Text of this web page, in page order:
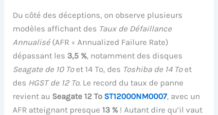
Du côté des déceptions, on observe plusieurs
modèles affichant des Taux de Défaillance
Annualisé(AFR = Annualized Failure Rate)
dépassant les 3,5 %, notamment des disques
Seagate de 10 Toet 14 To, des Toshiba de 14 Toet
des HGST de 12 To. Le record du taux de panne
revient au Seagate 12 To ST12000NM0007, avec un
AFR atteignant presque13 % ! Autant dire qu’il vaut